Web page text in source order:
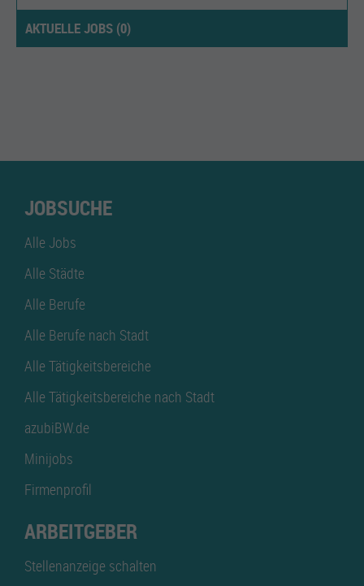
AKTUELLE JOBS (0)
JOBSUCHE
Alle Jobs
Alle Städte
Alle Berufe
Alle Berufe nach Stadt
Alle Tätigkeitsbereiche
Alle Tätigkeitsbereiche nach Stadt
azubiBW.de
Minijobs
Firmenprofil
ARBEITGEBER
Stellenanzeige schalten